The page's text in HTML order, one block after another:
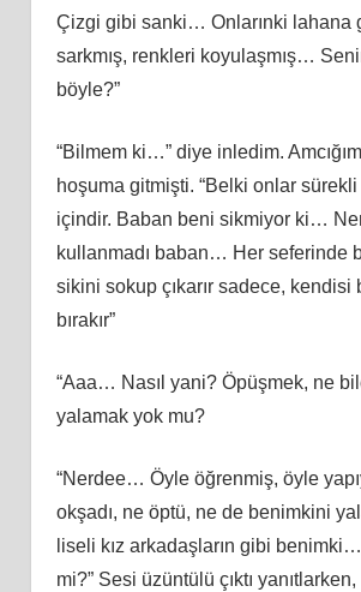
Çizgi gibi sanki… Onlarınki lahana
sarkmış, renkleri koyulaşmış…
böyle?”
“Bilmem ki…” diye inledim.
hoşuma gitmişti. “Belki onlar
içindir. Baban beni sikmiyor ki…
kullanmadı baban… Her seferinde
sikini sokup çıkarır sadece, kendisi
bırakır”
“Aaa… Nasıl yani? Öpüşmek, ne
yalamak yok mu?
“Nerdee… Öyle öğrenmiş, öyle
okşadı, ne öptü, ne de benimkini
liseli kız arkadaşların gibi
mi?” Sesi üzüntülü çıktı yanıtlarken,